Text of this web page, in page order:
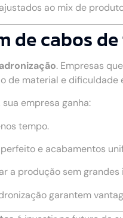
ao mix de
de cabos
. Empresas
de material e dificuldade
sua empresa ganha:
tempo.
e acabamentos
a produção sem
garantem